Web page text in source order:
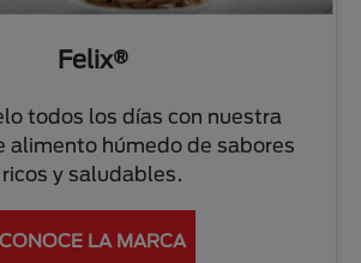
Felix®
todos los días con nuestra
alimento húmedo de sabores
ricos y saludables.
CONOCE LA MARCA